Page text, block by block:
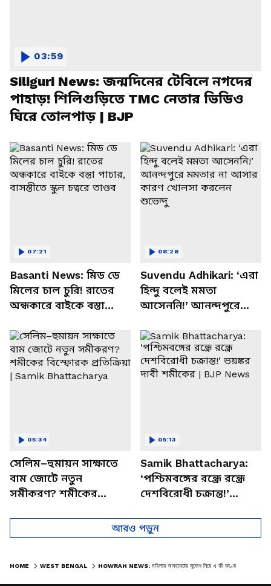
Siliguri News: জন্মদিনের টেবিলে নগদের
পাহাড়! শিলিগুড়িতে TMC নেতার ভিডিও
ঘিরে তোলপাড় | BJP
03:59
Basanti News: মিড ডে
মিলের চাল চুরি! রাতের
অন্ধকারে বাইকে বস্তা
চত্বরে তাণ্ডব
07:21
Suvendu Adhikari: ‘এরা
হিন্দু বলেই মমতা
আসেননি!’ আনন্দপুরে
খোলসা করলেন শুভেন্দু
08:28
সেলিম–হুমায়ন সাক্ষাতে
বাম জোটে নতুন
সমীকরণ? শমীকের
Samik Bhattacharya
05:34
Samik Bhattacharya:
‘পশ্চিমবঙ্গের রন্ধ্রে রন্ধ্রে
দেশবিরোধী চক্রান্ত!’
BJP News
05:13
আরও পড়ুন
HOME WEST BENGAL